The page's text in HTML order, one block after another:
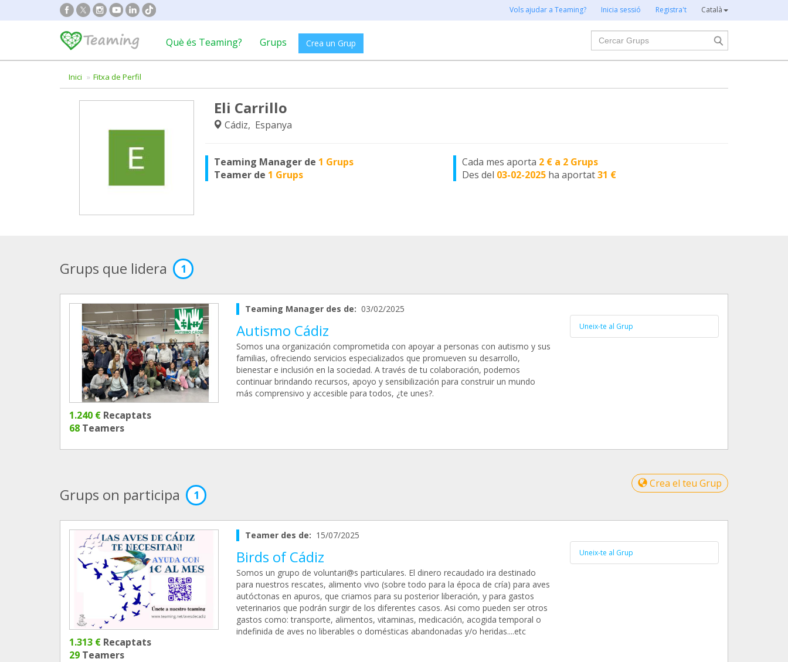
Vols ajudar a Teaming? Inicia sessió Registra't Català
Què és Teaming? Grups Crea un Grup
Cercar
Inici Fitxa de Perfil
Eli Carrillo
Cádiz, Espanya
Teaming Manager de 1 Grups
Teamer de 1 Grups
Cada mes aporta 2 € a 2 Grups
Des del 03-02-2025 ha aportat31 €
Grups que lidera 1
1.240 € Recaptats
68 Teamers
Teaming Manager des de: 03/02/2025
Autismo Cádiz
Somos una organización comprometida con apoyar a personas con autismo y sus
familias, ofreciendo servicios especializados que promueven su desarrollo,
bienestar e inclusión en la sociedad. A través de tu colaboración, podemos
continuar brindando recursos, apoyo y sensibilización para construir un mundo
más comprensivo y accesible para todos, ¿te unes?.
Uneix-te al Grup
Crea el teu Grup
Grups on participa 1
1.313 € Recaptats
29 Teamers
Teamer des de: 15/07/2025
Birds of Cádiz
Somos un grupo de voluntari@s particulares. El dinero recaudado ira destinado
para nuestros rescates, alimento vivo (sobre todo para la época de cría) para aves
autóctonas en apuros, que criamos para su posterior liberación, y para gastos
veterinarios que podrán surgir de los diferentes casos. Asi como pueden ser otros
gastos como: transporte, alimentos, vitaminas, medicación, acogida temporal o
indefinida de aves no liberables o domésticas abandonadas y/o heridas....etc
Uneix-te al Grup